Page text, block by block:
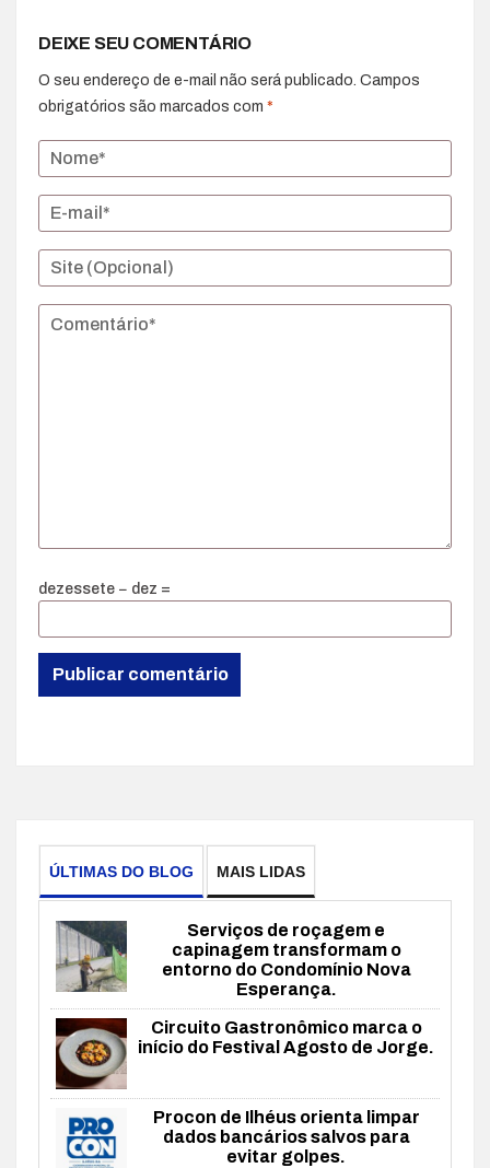
DEIXE SEU COMENTÁRIO
O seu endereço de e-mail não será publicado. Campos
obrigatórios são marcados com *
dezessete − dez =
ÚLTIMAS DO BLOG MAIS LIDAS
Serviços de roçagem e
capinagem transformam o
entorno do Condomínio Nova
Esperança.
Circuito Gastronômico marca o
início do Festival Agosto de Jorge.
Procon de Ilhéus orienta limpar
dados bancários salvos para
evitar golpes.